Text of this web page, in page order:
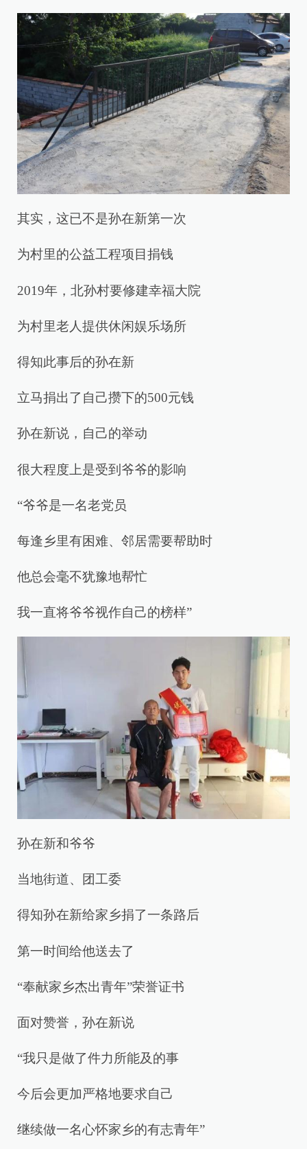
其实，这已不是孙在新第一次
为村里的公益工程项目捐钱
2019年，北孙村要修建幸福大院
为村里老人提供休闲娱乐场所
得知此事后的孙在新
立马捐出了自己攒下的500元钱
孙在新说，自己的举动
很大程度上是受到爷爷的影响
“爷爷是一名老党员
每逢乡里有困难、邻居需要帮助时
他总会毫不犹豫地帮忙
我一直将爷爷视作自己的榜样”
孙在新和爷爷
当地街道、团工委
得知孙在新给家乡捐了一条路后
第一时间给他送去了
“奉献家乡杰出青年”荣誉证书
面对赞誉，孙在新说
“我只是做了件力所能及的事
今后会更加严格地要求自己
继续做一名心怀家乡的有志青年”